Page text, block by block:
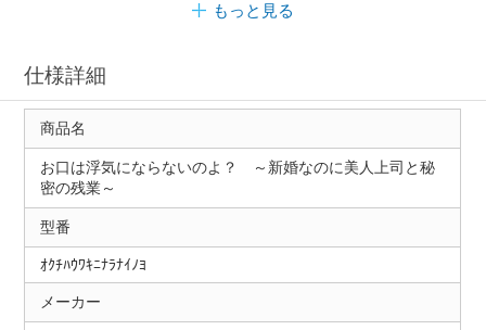
もっと見る
仕様詳細
商品名
お口は浮気にならないのよ？ ～新婚なのに美人上司と秘
密の残業～
型番
ｵｸﾁﾊｳﾜｷﾆﾅﾗﾅｲﾉﾖ
メーカー